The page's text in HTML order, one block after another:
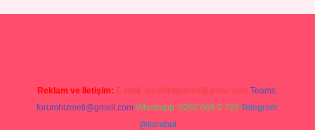
Reklam ve İletişim: E-mail: backlinkpaneli@gmail.com Teams:
forumhizmeti@gmail.com Whatsapp: 0262 606 0 726 Telegram:
@karabul